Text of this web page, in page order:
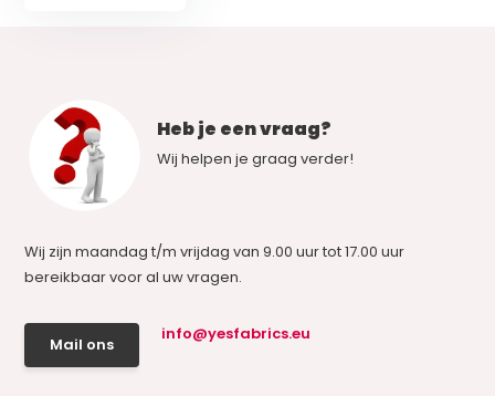
Heb je een vraag?
Wij helpen je graag verder!
Wij zijn maandag t/m vrijdag van 9.00 uur tot 17.00 uur
bereikbaar voor al uw vragen.
Mail ons
info@yesfabrics.eu